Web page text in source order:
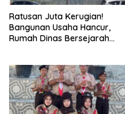
Ratusan Juta Kerugian!
Bangunan Usaha Hancur,
Rumah Dinas Bersejarah
Dairi